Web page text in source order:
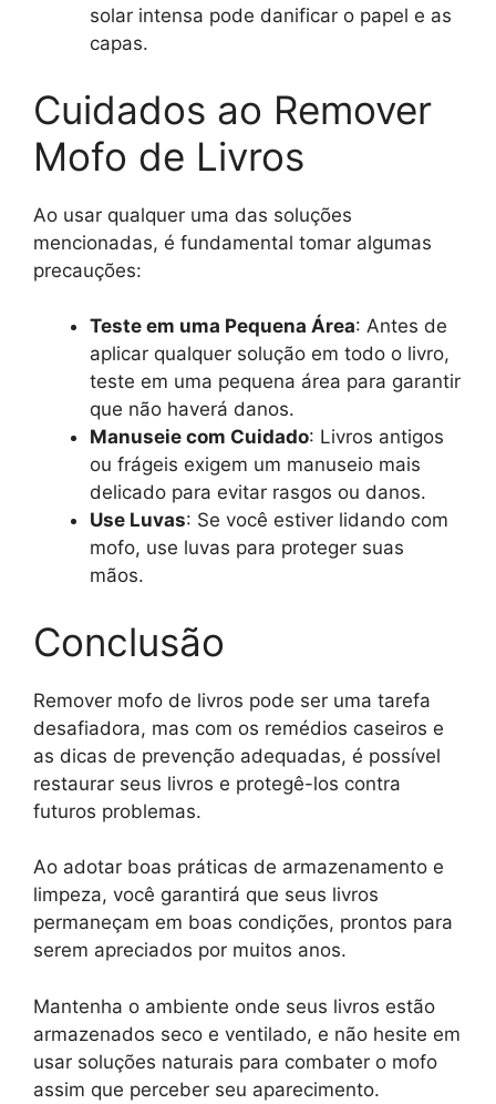
solar intensa pode danificar o papel e as
capas.
Cuidados ao Remover
Mofo de Livros
Ao usar qualquer uma das soluções
mencionadas, é fundamental tomar algumas
precauções:
Teste em uma Pequena Área: Antes de
aplicar qualquer solução em todo o livro,
teste em uma pequena área para garantir
que não haverá danos.
Manuseie com Cuidado: Livros antigos
ou frágeis exigem um manuseio mais
delicado para evitar rasgos ou danos.
Use Luvas: Se você estiver lidando com
mofo, use luvas para proteger suas
mãos.
Conclusão
Remover mofo de livros pode ser uma tarefa
desafiadora, mas com os remédios caseiros e
as dicas de prevenção adequadas, é possível
restaurar seus livros e protegê-los contra
futuros problemas.
Ao adotar boas práticas de armazenamento e
limpeza, você garantirá que seus livros
permaneçam em boas condições, prontos para
serem apreciados por muitos anos.
Mantenha o ambiente onde seus livros estão
armazenados seco e ventilado, e não hesite em
usar soluções naturais para combater o mofo
assim que perceber seu aparecimento.